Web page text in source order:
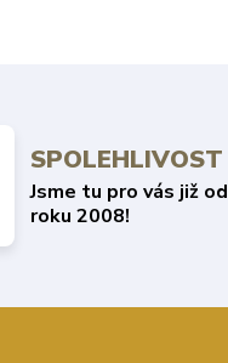
SPOLEHLIVOST
Jsme tu pro vás již od
roku 2008!